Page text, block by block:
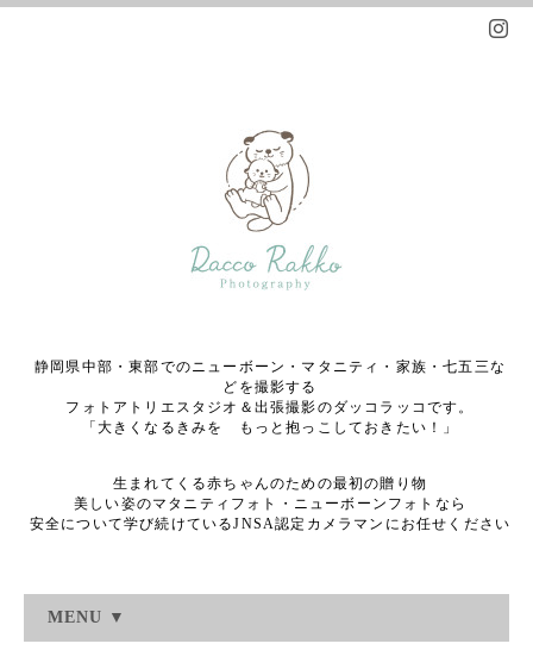
静岡県中部・東部でのニューボーン・マタニティ・家族・七五三な
どを撮影する
フォトアトリエスタジオ＆出張撮影のダッコラッコです。
「大きくなるきみを もっと抱っこしておきたい！」
生まれてくる赤ちゃんのための最初の贈り物
美しい姿のマタニティフォト・ニューボーンフォトなら
安全について学び続けているJNSA認定カメラマンにお任せください
MENU ▼